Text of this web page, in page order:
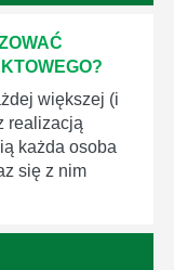
większej (i
realizacją
każda osoba
się z nim